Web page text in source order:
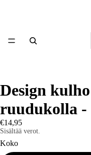
Design
ruudukolla -
€14,95
Sisältää verot.
Koko